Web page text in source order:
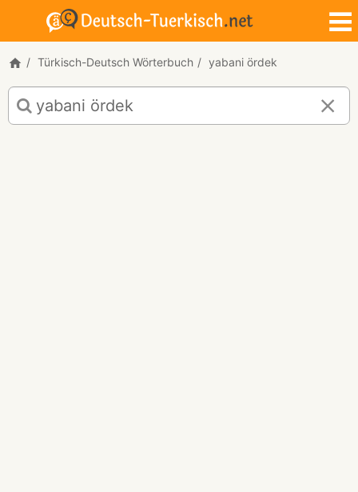
Türkisch-Deutsch Wörterbuch yabani ördek
Türkisch-
Deutsch
Übersetzung